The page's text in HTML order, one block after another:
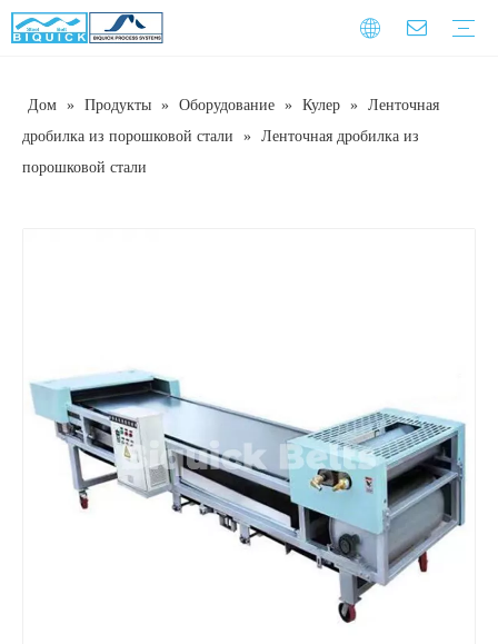
Дом » Продукты » Оборудование » Кулер » Ленточная
дробилка из порошковой стали
» Ленточная дробилка из
порошковой стали